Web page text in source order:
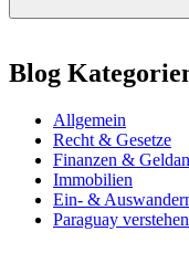
Blog
Allgemein
Recht & Gesetze
Finanzen &
Immobilien
Ein- &
Paraguay verstehen